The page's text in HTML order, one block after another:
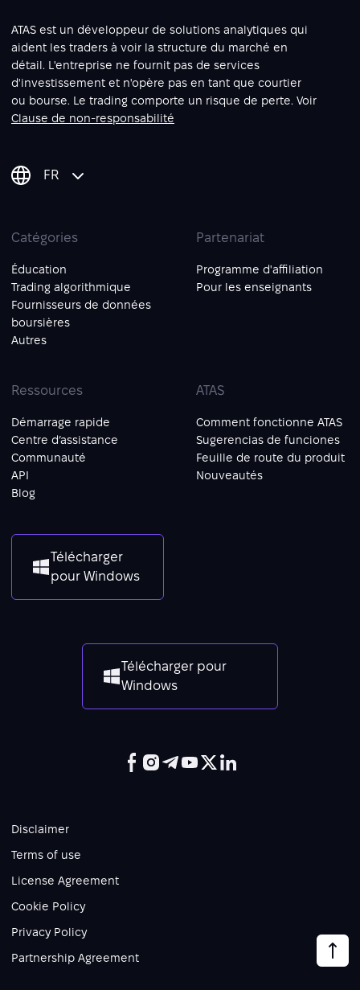
ATAS est un développeur de solutions analytiques qui
aident les traders à voir la structure du marché en
détail. L'entreprise ne fournit pas de services
d'investissement et n'opère pas en tant que courtier
ou bourse. Le trading comporte un risque de perte. Voir
Clause de non-responsabilité
FR
Catégories
Éducation
Trading algorithmique
Fournisseurs de données
boursières
Autres
Partenariat
Programme d'affiliation
Pour les enseignants
Ressources
Démarrage rapide
Centre d’assistance
Communauté
API
Blog
ATAS
Comment fonctionne ATAS
Sugerencias de funciones
Feuille de route du produit
Nouveautés
Télécharger
pour Windows
Télécharger pour
Windows
Disclaimer
Terms of use
License Agreement
Cookie Policy
Privacy Policy
Partnership Agreement